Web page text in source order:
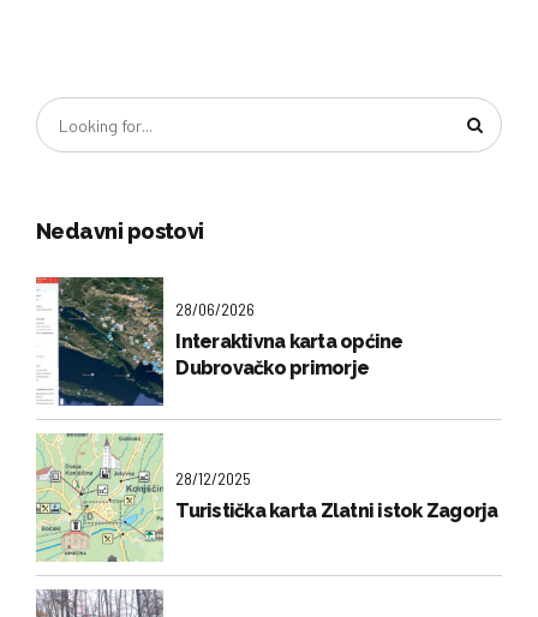
Nedavni postovi
28/06/2026
Interaktivna karta općine
Dubrovačko primorje
28/12/2025
Turistička karta Zlatni istok Zagorja